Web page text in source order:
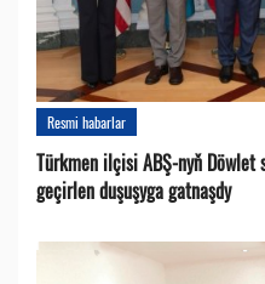
Resmi habarlar
Türkmen ilçisi ABŞ-nyň Döwlet
geçirlen duşuşyga gatnaşdy